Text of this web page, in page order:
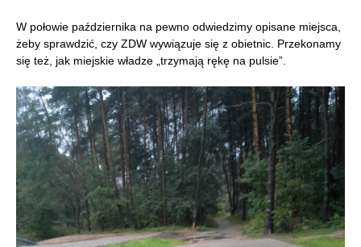
W połowie października na pewno odwiedzimy opisane miejsca,
żeby sprawdzić, czy ZDW wywiązuje się z obietnic. Przekonamy
się też, jak miejskie władze „trzymają rękę na pulsie”.